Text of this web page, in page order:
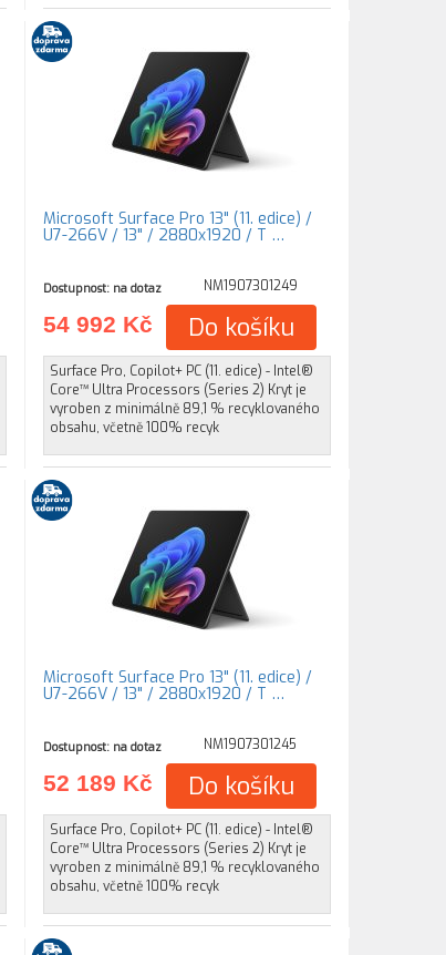
Microsoft Surface Pro 13" (11. edice) /
U7-266V / 13" / 2880x1920 / T …
Dostupnost: na dotaz NM1907301249
54 992 Kč Do košíku
Surface Pro, Copilot+ PC (11. edice) - Intel®
Core™ Ultra Processors (Series 2) Kryt je
vyroben z minimálně 89,1 % recyklovaného
obsahu, včetně 100% recyk
Microsoft Surface Pro 13" (11. edice) /
U7-266V / 13" / 2880x1920 / T …
Dostupnost: na dotaz NM1907301245
52 189 Kč Do košíku
Surface Pro, Copilot+ PC (11. edice) - Intel®
Core™ Ultra Processors (Series 2) Kryt je
vyroben z minimálně 89,1 % recyklovaného
obsahu, včetně 100% recyk